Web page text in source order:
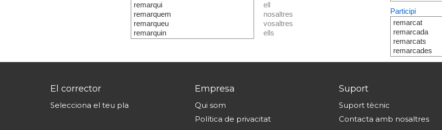
remarqui
remarquem
remarqueu
remarquin
ell
nosaltres
vosaltres
ells
Participi
remarcat
remarcada
remarcats
remarcades
El corrector
Selecciona el teu pla
Empresa
Qui som
Política de privacitat
Suport
Suport tècnic
Contacta amb nosaltres